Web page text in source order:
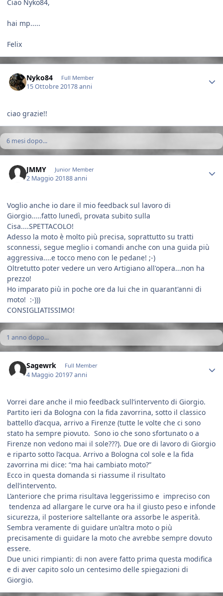
Ciao Nyko84,
hai mp.....
Felix
Nyko84 Full Member
15 Ottobre 20178 anni
ciao grazie!!
6 mesi dopo...
JMMY Junior Member
2 Maggio 20188 anni
Voglio anche io dare il mio feedback sul lavoro di
Giorgio.....fatto lunedì, provata subito sulla
Cisa....SPETTACOLO!
Adesso la moto è molto più precisa, soprattutto su tratti
sconnessi, segue meglio i comandi anche con una guida più
aggressiva....e tocco meno con le pedane! ;-)
Oltretutto poter vedere un vero Artigiano all'opera...non ha
prezzo!
Ho imparato più in poche ore da lui che in quarant'anni di
moto! :-)))
CONSIGLIATISSIMO!
1 anno dopo...
Sagewrk Full Member
4 Maggio 20197 anni
Vorrei dare anche il mio feedback sull’intervento di Giorgio.
Partito ieri da Bologna con la fida zavorrina, sotto il classico
battello d’acqua, arrivo a Firenze (tutte le volte che ci sono
stato ha sempre piovuto. Sono io che sono sfortunato o a
Firenze non vedono mai il sole???). Due ore di lavoro di Giorgio
e riparto sotto l’acqua. Arrivo a Bologna col sole e la fida
zavorrina mi dice: “ma hai cambiato moto?”
Ecco in questa domanda si riassume il risultato
dell’intervento.
L’anteriore che prima risultava leggerissimo e impreciso con
tendenza ad allargare le curve ora ha il giusto peso e infonde
sicurezza, il posteriore saltellante ora assorbe le asperità.
Sembra veramente di guidare un’altra moto o più
precisamente di guidare la moto che avrebbe sempre dovuto
essere.
Due unici rimpianti: di non avere fatto prima questa modifica
e di aver capito solo un centesimo delle spiegazioni di
Giorgio.